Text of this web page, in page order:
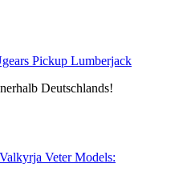
Pickup Lumberjack
Deutschlands!
Veter Models: